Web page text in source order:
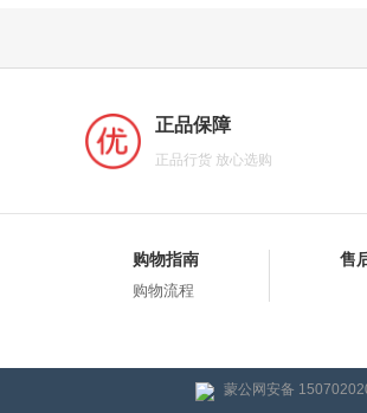
正品保障
正品行货 放心选购
购物指南
购物流程
售
蒙公网安备